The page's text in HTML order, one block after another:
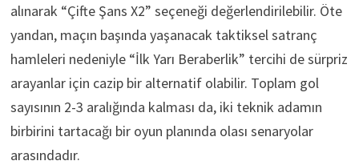
alınarak “Çifte Şans X2” seçeneği değerlendirilebilir. Öte
yandan, maçın başında yaşanacak taktiksel satranç
hamleleri nedeniyle “İlk Yarı Beraberlik” tercihi de sürpriz
arayanlar için cazip bir alternatif olabilir. Toplam gol
sayısının 2-3 aralığında kalması da, iki teknik adamın
birbirini tartacağı bir oyun planında olası senaryolar
arasındadır.